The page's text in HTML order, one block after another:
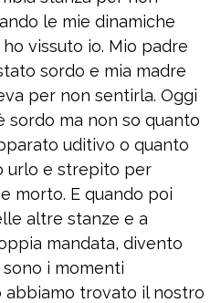
le mie dinamiche
vissuto io. Mio padre
sordo e mia madre
per non sentirla. Oggi
sordo ma non so quanto
uditivo o quanto
urlo e strepito per
morto. E quando poi
altre stanze e a
mandata, divento
i momenti
trovato il nostro